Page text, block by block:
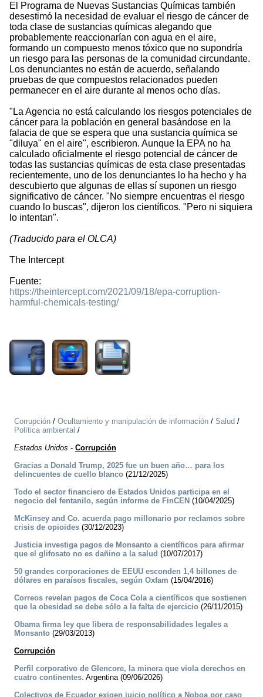
El Programa de Nuevas Sustancias Químicas también
desestimó la necesidad de evaluar el riesgo de cáncer de
toda clase de sustancias químicas alegando que
probablemente reaccionarían con agua en el aire,
formando un compuesto menos tóxico que no supondría
un riesgo para las personas de la comunidad circundante.
Los denunciantes no están de acuerdo, señalando
pruebas de que compuestos relacionados pueden
permanecer en el aire durante al menos ocho días.
"La Agencia no está calculando los riesgos potenciales de
cáncer para la población en general basándose en la
falacia de que se espera que una sustancia química se
"diluya" en el aire", escribieron. Aunque la EPA no ha
calculado oficialmente el riesgo potencial de cáncer de
todas las sustancias químicas de esta clase presentadas
recientemente, uno de los denunciantes lo ha hecho y ha
descubierto que algunas de ellas sí suponen un riesgo
significativo de cáncer. "No siempre encuentras el riesgo
cuando lo buscas", dijeron los científicos. "Pero ni siquiera
lo intentan".
(Traducido para el OLCA)
The Intercept
Fuente:
https://theintercept.com/2021/09/18/epa-corruption-
harmful-chemicals-testing/
Corrupción / Ocultamiento y manipulación de información / Salud /
Política ambiental /
Estados Unidos - Corrupción
Gracias a Donald Trump, 2025 fue un buen año… para los
delincuentes de cuello blanco (21/12/2025)
Todo el sector financiero de Estados Unidos participa en el
negocio del fentanilo, según informe de FinCEN (10/04/2025)
McKinsey and Co. acuerda pago millonario por reclamos sobre
crisis de opioides (30/12/2023)
Justicia investiga pagos de Monsanto a científicos para afirmar
que el glifosato no es dañino a la salud (10/07/2017)
50 grandes corporaciones de EEUU esconden 1,4 billones de
dólares en paraísos fiscales, según Oxfam (15/04/2016)
Correos revelan pagos de Coca Cola a científicos que sostienen
que la obesidad se debe sólo a la falta de ejercicio (26/11/2015)
Obama firma ley que libera de responsabilidades legales a
Monsanto (29/03/2013)
Corrupción
Perfil corporativo de Glencore, la minera que viola derechos en
cuatro continentes. Argentina (09/06/2026)
Colectivos de Ecuador exigen juicio político a Noboa por caso